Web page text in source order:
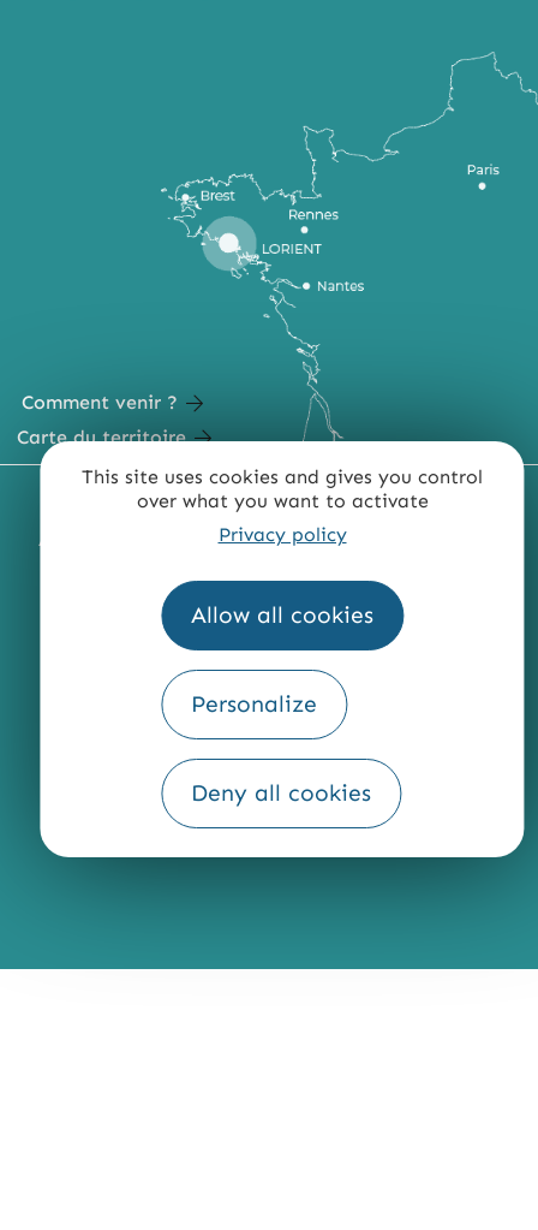
This site uses cookies and gives you control
over what you want to activate
Privacy policy
Allow all cookies
Personalize
Deny all cookies
Comment venir ?
Carte du territoire
MENTIONS LÉGALES PLAN DU SITE
ACCESSIBILITÉ : NON CONFORME
QUI SOMMES-NOUS ?
Fourni par